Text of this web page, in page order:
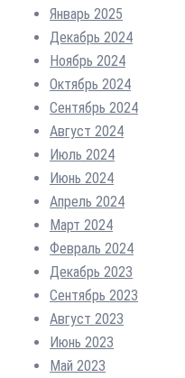
Январь 2025
Декабрь 2024
Ноябрь 2024
Октябрь 2024
Сентябрь 2024
Август 2024
Июль 2024
Июнь 2024
Апрель 2024
Март 2024
Февраль 2024
Декабрь 2023
Сентябрь 2023
Август 2023
Июнь 2023
Май 2023